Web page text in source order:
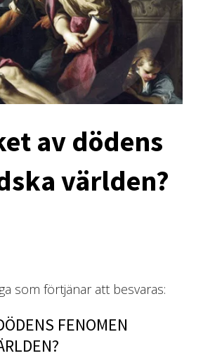
av dödens
världen?
som förtjänar att besvaras:
FENOMEN